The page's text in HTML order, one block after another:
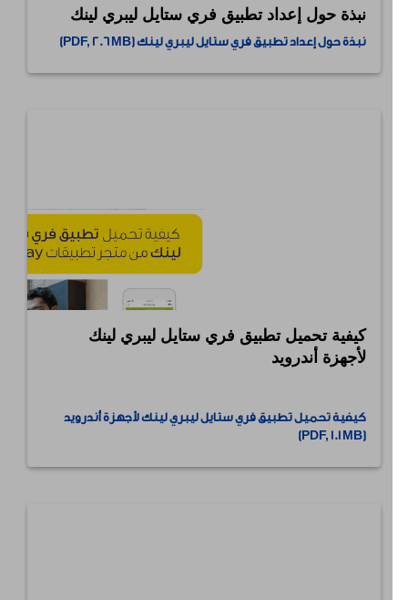
نبذة حول إعداد تطبيق فري ستايل ليبري لينك
نبذة حول إعداد تطبيق فري ستايل ليبري لينك (PDF, 2.6 MB)
كيفية تحميل تطبيق فري ستايل ليبري لينك
لأجهزة أندرويد
كيفية تحميل تطبيق فري ستايل ليبري لينك لأجهزة أندرويد